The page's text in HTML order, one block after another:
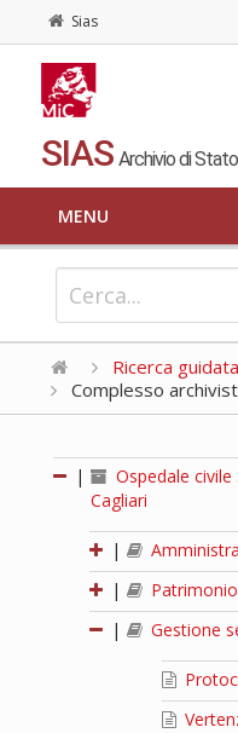
Sias
SIAS Archivio di
MENU
Ricerca guidata
Complesso
|
Ospedale
Cagliari
|
|
Patrimonio
|
Gestione